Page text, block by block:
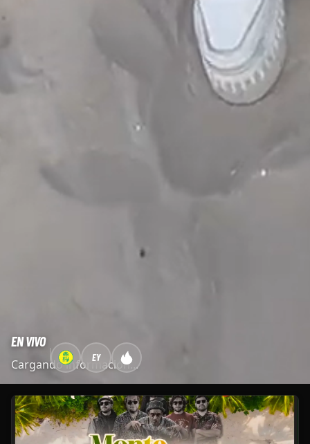
EN VIVO
Cargando información...
EY